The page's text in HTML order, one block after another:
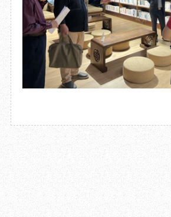
2023.06.26